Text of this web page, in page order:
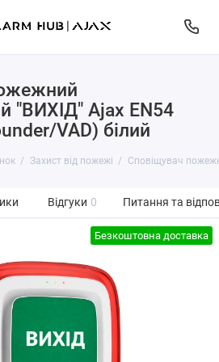
"ВИХІД" Ajax EN54
VAD) білий
Захист від пожежі Cповіщувач
Відгуки 0 Питання та
Безкоштовна доставка